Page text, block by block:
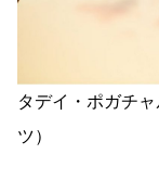
タデイ・ポガチ
ツ）